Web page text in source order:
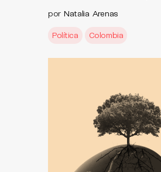
por Natalia Arenas
Política Colombia